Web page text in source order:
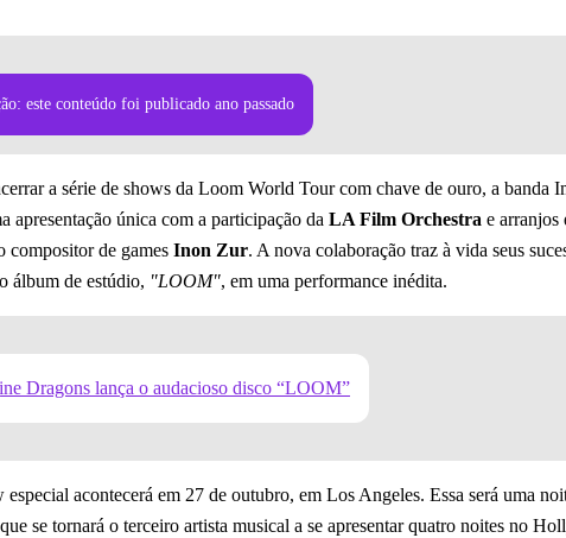
este conteúdo foi publicado ano passado
a série de shows da Loom World Tour com chave de ouro, a banda
apresentação única com a participação da LA Film Orchestra e arranjos
compositor de games Inon Zur. A nova colaboração traz à vida seus
álbum de estúdio, "LOOM", em uma performance inédita.
Dragons lança o audacioso disco “LOOM”
especial acontecerá em 27 de outubro, em Los Angeles. Essa será uma
se tornará o terceiro artista musical a se apresentar quatro noites no